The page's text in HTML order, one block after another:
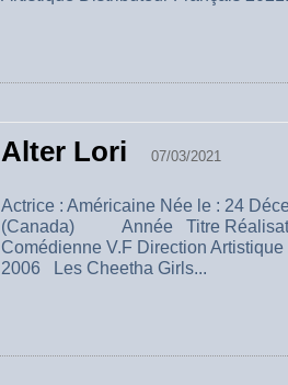
Alter Lori 07/03/2021
Actrice : Américaine Née le : 24
(Canada) Année Titre
Comédienne V.F Direction
2006 Les Cheetha Girls...